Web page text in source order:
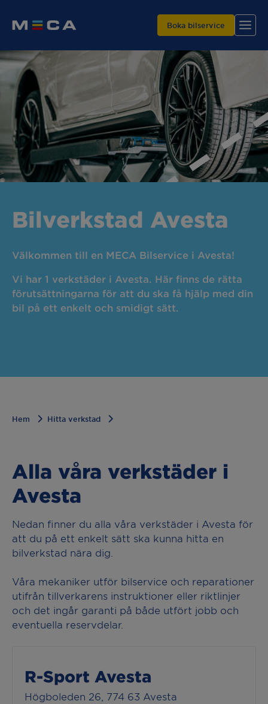
Hitta din verkstad
Våra tjänster
Varför MECA?
Boka bilservice
Bilverkstad Avesta
Välkommen till en MECA Bilservice i Avesta!
Vi har 1 verkstäder i Avesta. Här finns de rätta
förutsättningarna för att du ska få hjälp med din
bil på ett enkelt och smidigt sätt.
Hem Hitta verkstad
Alla våra verkstäder i
Avesta
Nedan finner du alla våra verkstäder i Avesta för
att du på ett enkelt sätt ska kunna hitta en
bilverkstad nära dig.
Våra mekaniker utför bilservice och reparationer
utifrån tillverkarens instruktioner eller riktlinjer
och det ingår garanti på både utfört jobb och
eventuella reservdelar.
R-Sport Avesta
Högboleden 26, 774 63 Avesta